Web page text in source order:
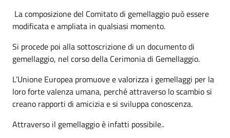
La composizione del Comitato di gemellaggio può essere
modificata e ampliata in qualsiasi momento.
Si procede poi alla sottoscrizione di un documento di
gemellaggio, nel corso della Cerimonia di Gemellaggio.
L’Unione Europea promuove e valorizza i gemellaggi per la
loro forte valenza umana, perché attraverso lo scambio si
creano rapporti di amicizia e si sviluppa conoscenza.
Attraverso il gemellaggio è infatti possibile..